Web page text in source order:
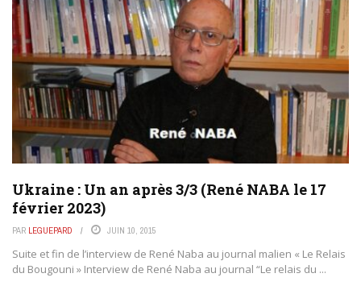
Ukraine : Un an après 3/3 (René NABA le 17
février 2023)
PAR LEGUEPARD JUIN 10, 2015
Suite et fin de l’interview de René Naba au journal malien « Le Relais
du Bougouni » Interview de René Naba au journal “Le relais du ...